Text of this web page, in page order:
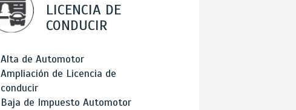
LICENCIA DE
CONDUCIR
Alta de Automotor
Ampliación de Licencia de
conducir
Baja de Impuesto Automotor